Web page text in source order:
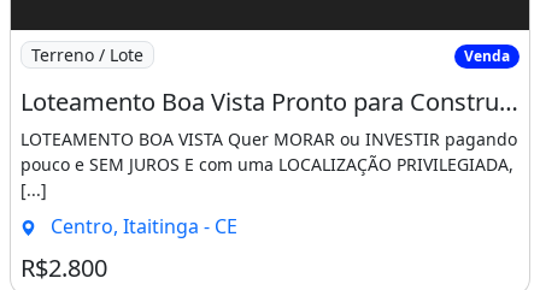
Imagem: Loteamento Boa Vista Pronto para Construir
Terreno / Lote Venda
Loteamento Boa Vista Pronto para Construir Saia do Aluguel Agora!!!!. Mateus 21 21
LOTEAMENTO BOA VISTA Quer MORAR ou INVESTIR pagando
pouco e SEM JUROS E com uma LOCALIZAÇÃO PRIVILEGIADA,
[...]
Centro, Itaitinga - CE
R$2.800